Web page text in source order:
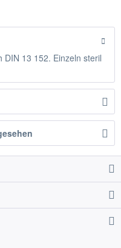
13 152. Einzeln steril